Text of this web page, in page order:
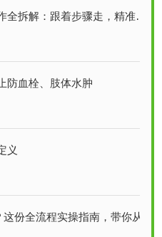
：跟着步骤走，精准检测不踩坑
防血栓、肢体水肿
义
程实操指南，带你从入门到熟练！